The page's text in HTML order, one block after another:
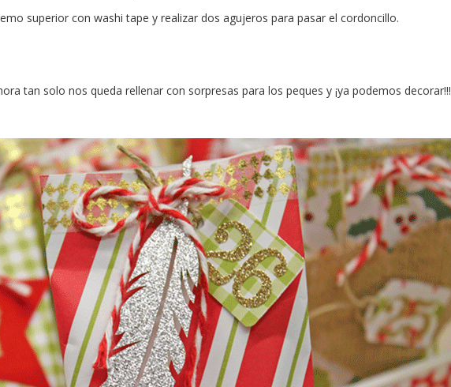
superior con washi tape y realizar dos agujeros para pasar el cordoncillo.
tan solo nos queda rellenar con sorpresas para los peques y ¡ya podemos decorar!!!